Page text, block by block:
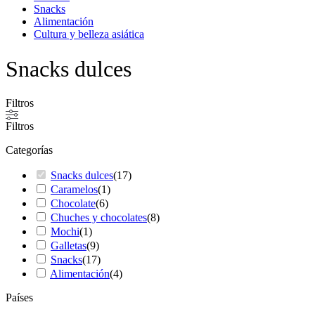
Snacks
Alimentación
Cultura y belleza asiática
Snacks dulces
Filtros
Filtros
Categorías
Snacks dulces(17)
Caramelos(1)
Chocolate(6)
Chuches y chocolates(8)
Mochi(1)
Galletas(9)
Snacks(17)
Alimentación(4)
Países